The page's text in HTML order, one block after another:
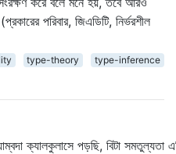
পরিবার, জিএডিটি, নির্ভরশীল
type-theory
type-inference
ক্যালকুলাসে পড়ছি, বিটা সমতুল্যতা